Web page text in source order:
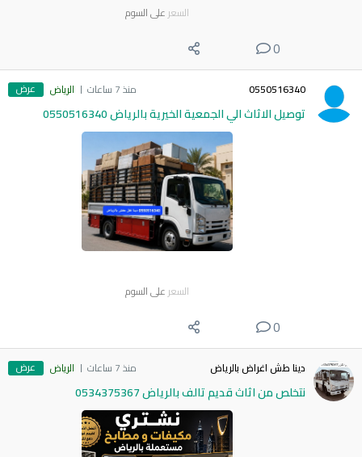
السعر على السوم
0
0550516340 منذ 7 ساعات الرياض عرض
توصيل الاثاث الي الجمعية الخيرية بالرياض 0550516340
السعر على السوم
0
دينا طش اغراض بالرياض منذ 7 ساعات الرياض عرض
نتخلص من اثاث قديم تالف بالرياض 0534375367